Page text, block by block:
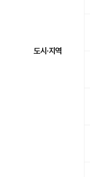
도시·지역